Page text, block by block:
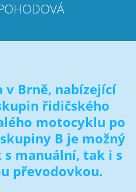
v Brně, nabízející
řidičského
motocyklu po
B je možný
s manuální, tak i s
převodovkou.